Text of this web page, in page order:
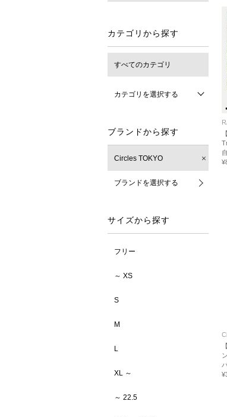
カテゴリから探す
すべてのカテゴリ
カテゴリを選択する
ブランドから探す
Circles TOKYO
ブランドを選択する
サイズから探す
フリー
～ XS
S
M
L
XL ～
～ 22.5